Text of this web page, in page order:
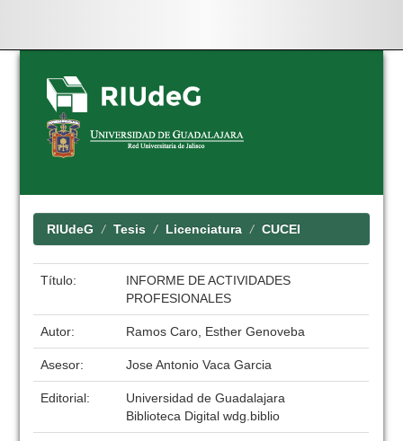
Skip
navigation
RIUdeG Tesis Licenciatura CUCEI
Título:
INFORME DE ACTIVIDADES
PROFESIONALES
Autor: Ramos Caro, Esther Genoveba
Asesor: Jose Antonio Vaca Garcia
Editorial:
Universidad de Guadalajara
Biblioteca Digital wdg.biblio